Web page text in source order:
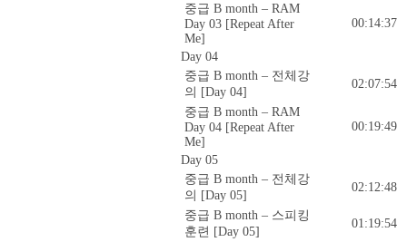
중급 B month – RAM
Day 03 [Repeat After
Me]
00:14:37
Day 04
중급 B month – 전체강
의 [Day 04]
02:07:54
중급 B month – RAM
Day 04 [Repeat After
Me]
00:19:49
Day 05
중급 B month – 전체강
의 [Day 05]
02:12:48
중급 B month – 스피킹
훈련 [Day 05]
01:19:54